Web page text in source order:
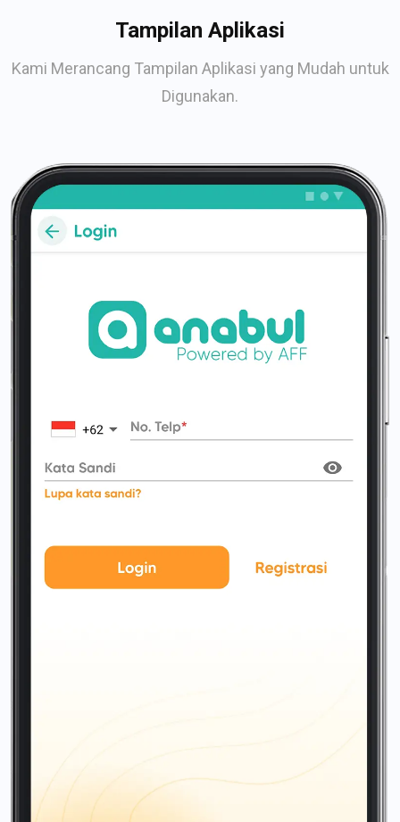
Tampilan Aplikasi
Kami Merancang Tampilan Aplikasi yang Mudah untuk
Digunakan.